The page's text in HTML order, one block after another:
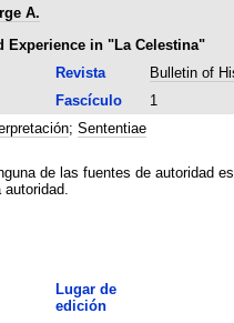
A.
Experience in "La Celestina"
Revista
Bulletin of
Fascículo
1
; Sententiae
de las fuentes de autoridad
Lugar de
edición